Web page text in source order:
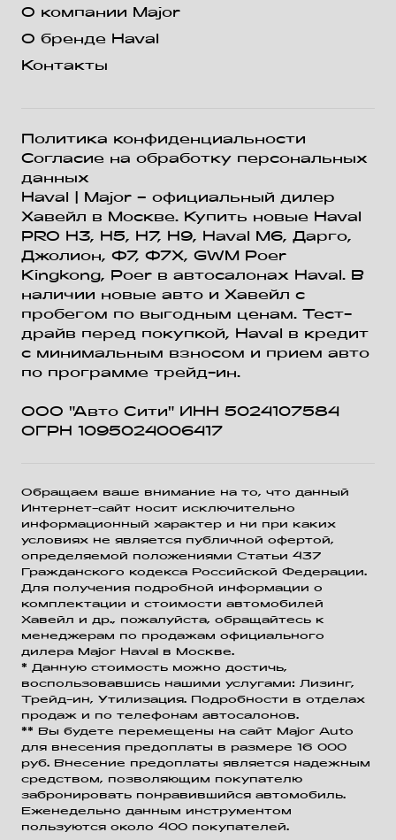
О компании Major
О бренде Haval
Контакты
Политика конфиденциальности
Согласие на обработку персональных
данных
Haval
| Major – официальный дилер
Хавейл в Москве. Купить новые Haval
PRO H3, Н5, H7, Н9, Haval М6, Дарго,
Джолион, Ф7, Ф7Х, GWM Poer
Kingkong, Poer в автосалонах Haval. В
наличии новые авто и Хавейл с
пробегом по выгодным ценам. Тест-
драйв перед покупкой, Haval в кредит
с минимальным взносом и прием авто
по программе трейд-ин.
ООО "Авто Сити" ИНН 5024107584
ОГРН 1095024006417
Обращаем ваше внимание на то, что данный
Интернет-сайт носит исключительно
информационный характер и ни при каких
условиях не является публичной офертой,
определяемой положениями Статьи 437
Гражданского кодекса Российской Федерации.
Для получения подробной информации о
комплектации и стоимости автомобилей
Хавейл и др., пожалуйста, обращайтесь к
менеджерам по продажам официального
дилера Major Haval в Москве.
* Данную стоимость можно достичь,
воспользовавшись нашими услугами: Лизинг,
Трейд-ин, Утилизация. Подробности в отделах
продаж и по телефонам автосалонов.
** Вы будете перемещены на сайт Major Auto
для внесения предоплаты в размере 16 000
руб. Внесение предоплаты является надежным
средством, позволяющим покупателю
забронировать понравившийся автомобиль.
Еженедельно данным инструментом
пользуются около 400 покупателей.